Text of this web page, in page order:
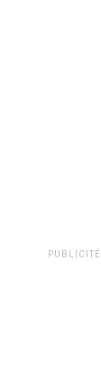
PUBLICITÉ